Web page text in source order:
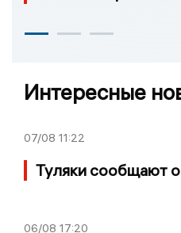
Интересные
07/08 11:22
Туляки сообщают
06/08 17:20